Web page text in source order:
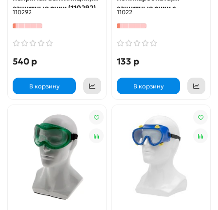
защитные очки (110292)
110292
540 р
В корзину
защитные очки с
непрямой вентиляцией,
(11022)
11022
133 р
В корзину